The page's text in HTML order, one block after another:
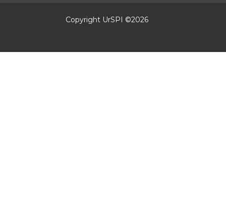
Copyright UrSPI ©2026